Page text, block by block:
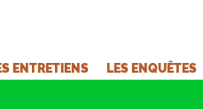
ENTRETIENS LES ENQUÊTES